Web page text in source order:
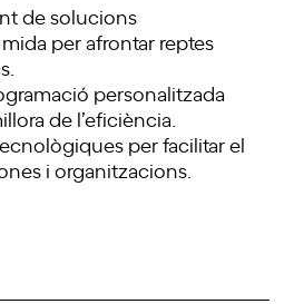
de solucions
per afrontar reptes
personalitzada
de l’eficiència.
per facilitar el
i organitzacions.